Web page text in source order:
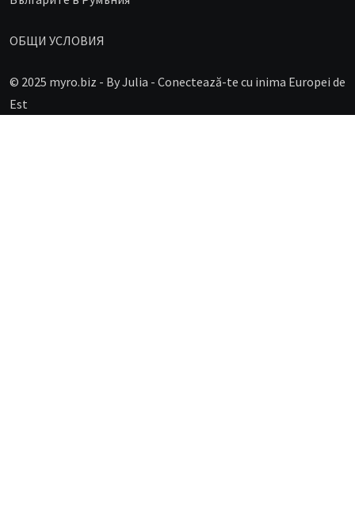
ОБЩИ УСЛОВИЯ
© 2025 myro.biz - By Julia - Conectează-te cu inima Europei de
Est